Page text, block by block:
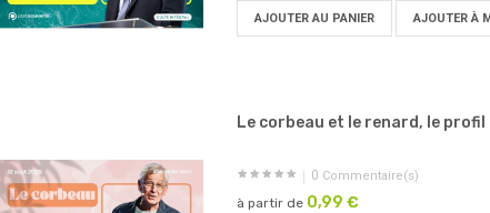
AJOUTER AU PANIER AJOUTER À
Le corbeau et le renard, le profil
0 Commentaire(s)
à partir de 0,99 €